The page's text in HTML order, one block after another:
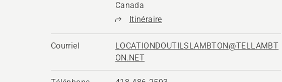
Canada
Itinéraire
Courriel
LOCATIONDOUTILSLAMBTON@TELLAMBT
ON.NET